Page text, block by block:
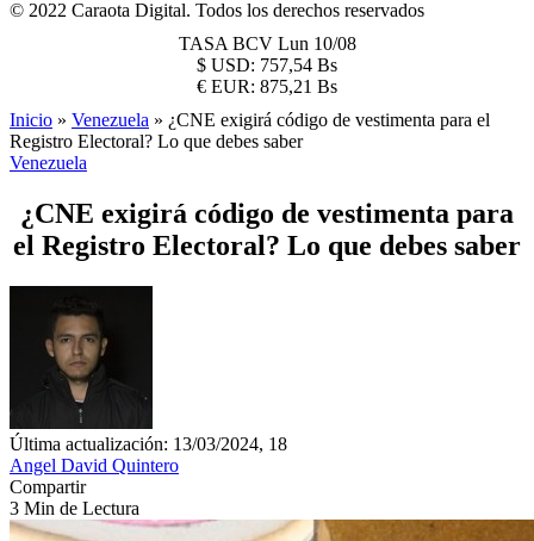
© 2022 Caraota Digital. Todos los derechos reservados
TASA BCV Lun 10/08
$ USD: 757,54 Bs
€ EUR: 875,21 Bs
Inicio » Venezuela » ¿CNE exigirá código de vestimenta para el
Registro Electoral? Lo que debes saber
Venezuela
¿CNE exigirá código de vestimenta para
el Registro Electoral? Lo que debes saber
Última actualización: 13/03/2024, 18
Angel David Quintero
Compartir
3 Min de Lectura